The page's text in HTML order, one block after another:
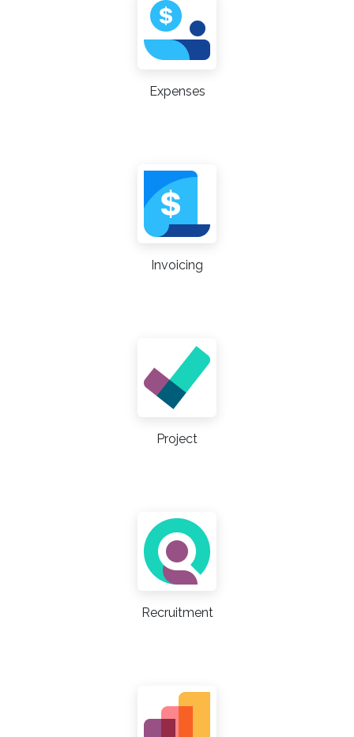
Expenses
Invoicing
Project
Recruitment